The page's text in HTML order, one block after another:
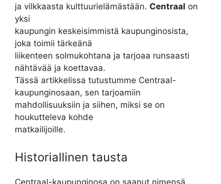
ja vilkkaasta kulttuurielämästään. Centraal on
yksi
kaupungin keskeisimmistä kaupunginosista,
joka toimii tärkeänä
liikenteen solmukohtana ja tarjoaa runsaasti
nähtävää ja koettavaa.
Tässä artikkelissa tutustumme Centraal-
kaupunginosaan, sen tarjoamiin
mahdollisuuksiin ja siihen, miksi se on
houkutteleva kohde
matkailijoille.
Historiallinen tausta
Centraal-kaupunginosa on saanut nimensä